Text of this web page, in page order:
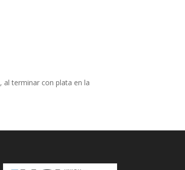
al terminar con plata en la